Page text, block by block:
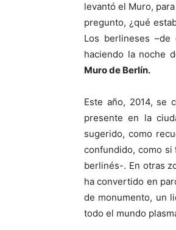
levantó el Muro,
pregunto, ¿qué
Los berlineses –de
haciendo la noche
Muro de Berlín.
Este año, 2014, se
presente en la
sugerido, como
confundido, como si
berlinés-. En otras
ha convertido en
de monumento, un
todo el mundo